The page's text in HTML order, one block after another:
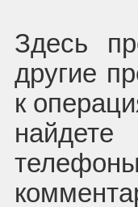
Здесь
другие
к